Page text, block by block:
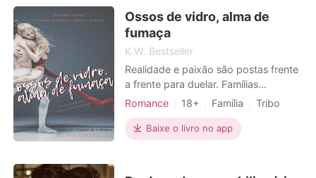
proibidos transformam contratos em
escolhas perigosas. No fim, o que
ninguém espe
Ossos de vidro, alma de
fumaça
K.W. Bestseller
Realidade e paixão são postas frente
a frente para duelar. Famílias
sedentas por vingança, corpos
ludibriados. Em "Ossos de vidro, alma
de fumaça" romances inescrupulosos
Romance 18+ Família
Tribo
Vingança
Relacionamento secreto
Urbano
Baixe o livro no app